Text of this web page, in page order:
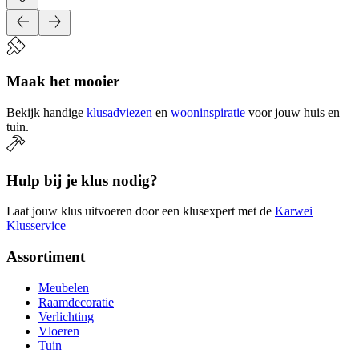
Maak het mooier
Bekijk handige klusadviezen en wooninspiratie voor jouw huis en
tuin.
Hulp bij je klus nodig?
Laat jouw klus uitvoeren door een klusexpert met de Karwei
Klusservice
Assortiment
Meubelen
Raamdecoratie
Verlichting
Vloeren
Tuin